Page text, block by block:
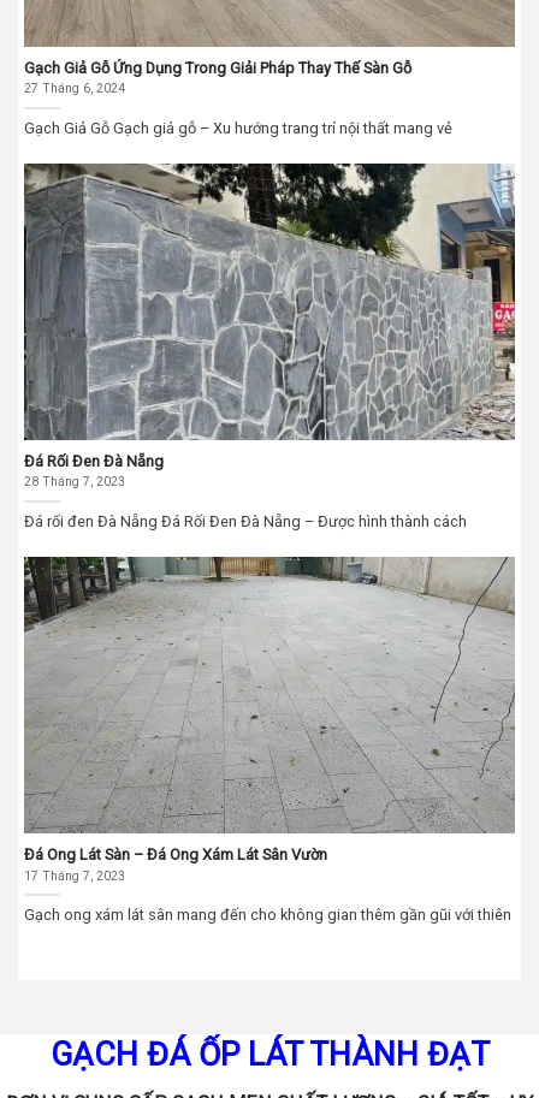
Gạch Giả Gỗ Ứng Dụng Trong Giải Pháp Thay Thế Sàn Gỗ
27 Tháng 6, 2024
Gạch Giả Gỗ Gạch giả gỗ – Xu hướng trang trí nội thất mang vẻ
Đá Rối Đen Đà Nẵng
28 Tháng 7, 2023
Đá rối đen Đà Nẵng Đá Rối Đen Đà Nẵng – Được hình thành cách
Đá Ong Lát Sàn – Đá Ong Xám Lát Sân Vườn
17 Tháng 7, 2023
Gạch ong xám lát sân mang đến cho không gian thêm gần gũi với thiên
GẠCH ĐÁ ỐP LÁT THÀNH ĐẠT